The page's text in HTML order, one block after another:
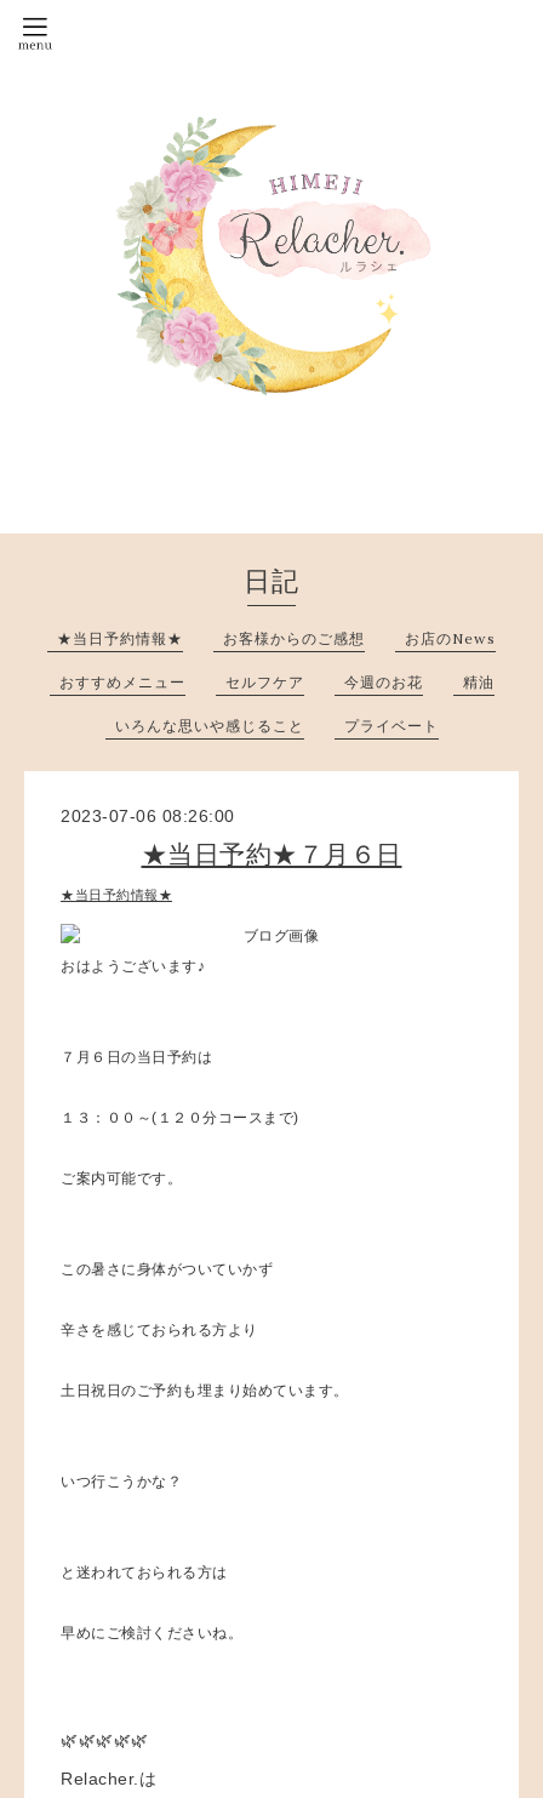
日記
★当日予約情報★ お客様からのご感想 お店のNews
おすすめメニュー セルフケア 今週のお花 精油
いろんな思いや感じること プライベート
2023-07-06 08:26:00
★当日予約★７月６日
★当日予約情報★
おはようございます♪
７月６日の当日予約は
１３：００～(１２０分コースまで)
ご案内可能です。
この暑さに身体がついていかず
辛さを感じておられる方より
土日祝日のご予約も埋まり始めています。
いつ行こうかな？
と迷われておられる方は
早めにご検討くださいね。
🌿🌿🌿🌿🌿
Relacher.は